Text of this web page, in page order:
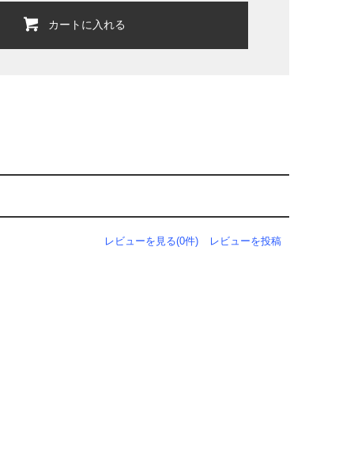
カートに入れる
レビューを見る(0件) レビューを投稿